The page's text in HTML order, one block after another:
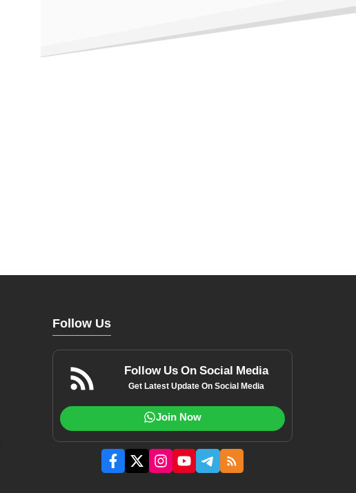
Follow Us
Follow Us On Social Media
Get Latest Update On Social Media
Join Now